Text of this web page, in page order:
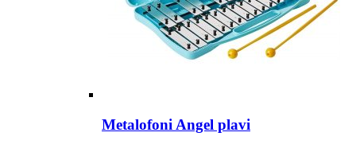
Metalofoni Angel plavi